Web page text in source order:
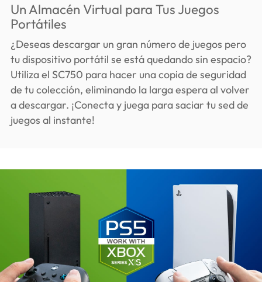
Un Almacén Virtual para Tus Juegos
Portátiles
¿Deseas descargar un gran número de juegos pero
tu dispositivo portátil se está quedando sin espacio?
Utiliza el SC750 para hacer una copia de seguridad
de tu colección, eliminando la larga espera al volver
a descargar. ¡Conecta y juega para saciar tu sed de
juegos al instante!